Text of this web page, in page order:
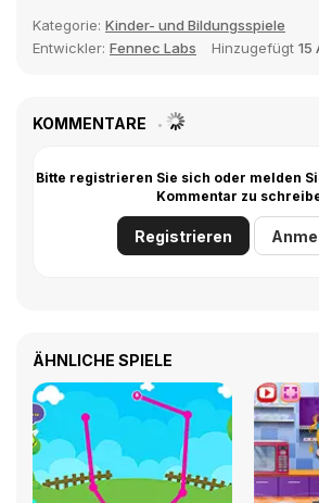
Kategorie: Kinder- und Bildungsspiele
Entwickler: Fennec Labs Hinzugefügt 15
KOMMENTARE
Bitte registrieren Sie sich oder melden
Kommentar zu
Registrieren
ÄHNLICHE SPIELE